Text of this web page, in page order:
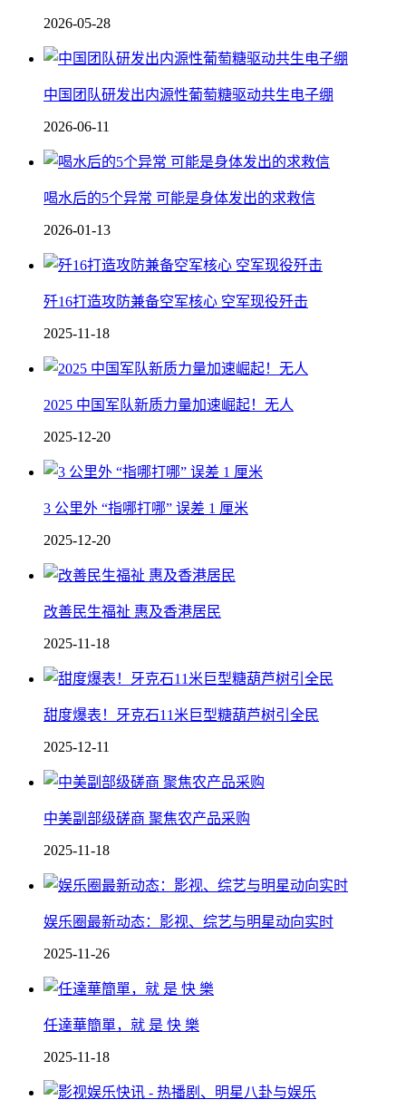
2026-05-28
中国团队研发出内源性葡萄糖驱动共生电子绷
2026-06-11
喝水后的5个异常 可能是身体发出的求救信
2026-01-13
歼16打造攻防兼备空军核心 空军现役歼击
2025-11-18
2025 中国军队新质力量加速崛起！无人
2025-12-20
3 公里外 “指哪打哪” 误差 1 厘米
2025-12-20
改善民生福祉 惠及香港居民
2025-11-18
甜度爆表！牙克石11米巨型糖葫芦树引全民
2025-12-11
中美副部级磋商 聚焦农产品采购
2025-11-18
娱乐圈最新动态：影视、综艺与明星动向实时
2025-11-26
任達華簡單，就 是 快 樂
2025-11-18